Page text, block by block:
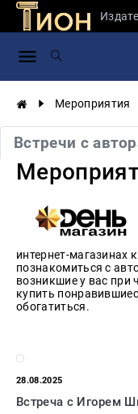
Мероприятия
Встречи с
интернет-магазинах
познакомиться с
возникшие у вас при
купить
обогатиться.
28.08.2025
Встреча с Игорем
Занимательная
России
история
Экономика
Фантастика
и
приключения
Учебная
литература
Мир
будущего
непознанное